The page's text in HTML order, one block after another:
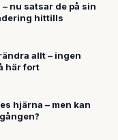
nu satsar de på sin
hittills
allt – ingen
här fort
hjärna – men kan